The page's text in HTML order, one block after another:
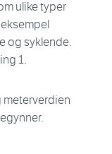
ulike typer
og syklende.
1.
meterverdien